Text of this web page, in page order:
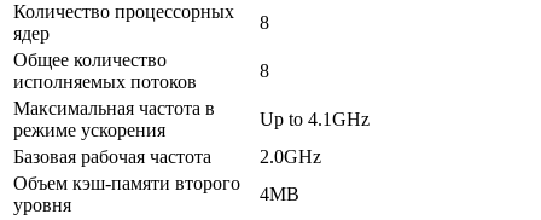
Количество процессорных
ядер
8
Общее количество
исполняемых потоков
8
Максимальная частота в
режиме ускорения
Up to 4.1GHz
Базовая рабочая частота
2.0GHz
Объем кэш-памяти второго
уровня
4MB